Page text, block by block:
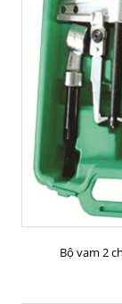
Bộ vam 2